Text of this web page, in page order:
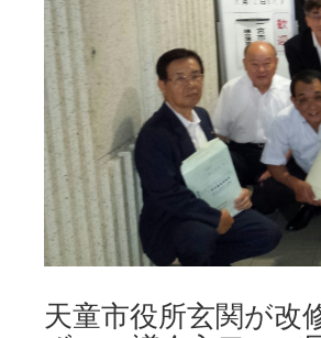
天童市役所玄関が改